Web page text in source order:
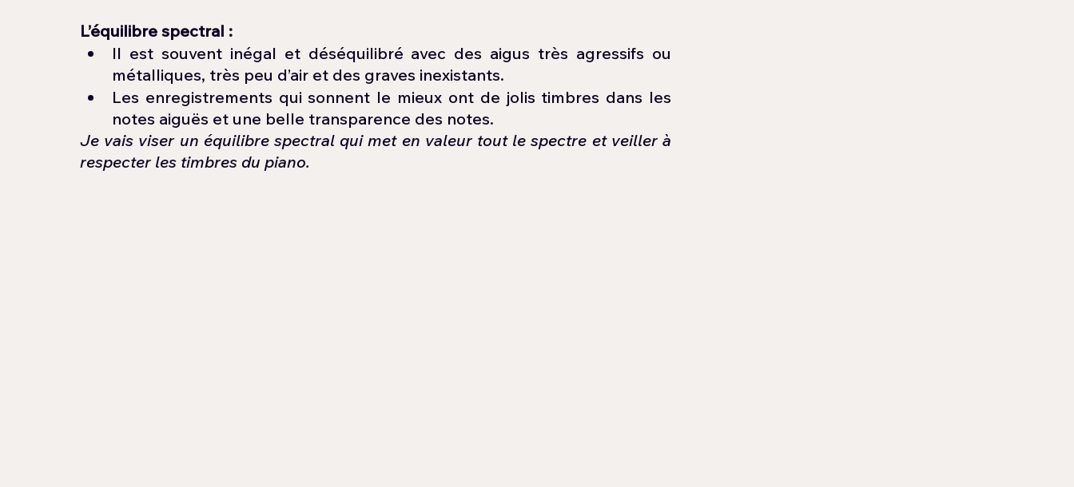
L’équilibre spectral :
Il est souvent inégal et déséquilibré avec des aigus très agressifs ou
métalliques, très peu d’air et des graves inexistants.
Les enregistrements qui sonnent le mieux ont de jolis timbres dans les
notes aiguës et une belle transparence des notes.
Je vais viser un équilibre spectral qui met en valeur tout le spectre et veiller à
respecter les timbres du piano.